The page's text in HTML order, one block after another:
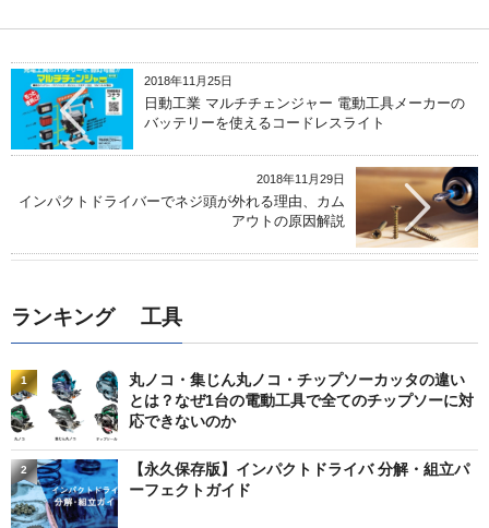
2018年11月25日
日動工業 マルチチェンジャー 電動工具メーカーの
バッテリーを使えるコードレスライト
2018年11月29日
インパクトドライバーでネジ頭が外れる理由、カム
アウトの原因解説
ランキング 工具
丸ノコ・集じん丸ノコ・チップソーカッタの違い
とは？なぜ1台の電動工具で全てのチップソーに対
応できないのか
1
【永久保存版】インパクトドライバ 分解・組立パ
ーフェクトガイド
2